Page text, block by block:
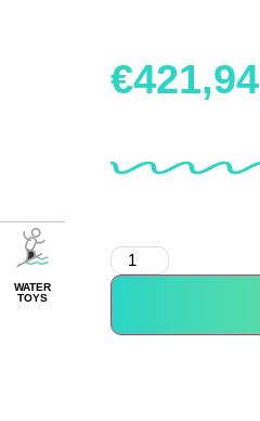
WATER
TOYS
€421,94